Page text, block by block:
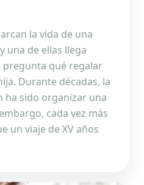
la vida de una
una de ellas llega
pregunta qué regalar
Durante décadas, la
ha sido organizar una
cada vez más
un viaje de XV años